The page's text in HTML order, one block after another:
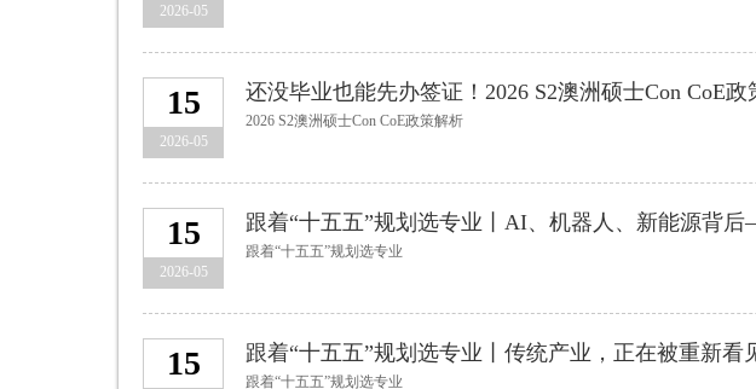
2026-05
15
2026-05
还没毕业也能先办签证！2026 S2澳洲硕士Con CoE政
2026 S2澳洲硕士Con CoE政策解析
15
2026-05
跟着“十五五”规划选专业
15 跟着“十五五”规划选专业丨传统产业，正在被重新看
跟着“十五五”规划选专业